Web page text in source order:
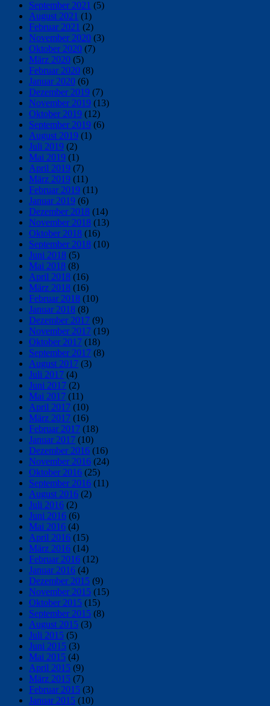
September 2021 (5)
August 2021 (1)
Februar 2021 (2)
November 2020 (3)
Oktober 2020 (7)
März 2020 (5)
Februar 2020 (8)
Januar 2020 (6)
Dezember 2019 (7)
November 2019 (13)
Oktober 2019 (12)
September 2019 (6)
August 2019 (1)
Juli 2019 (2)
Mai 2019 (1)
April 2019 (7)
März 2019 (11)
Februar 2019 (11)
Januar 2019 (6)
Dezember 2018 (14)
November 2018 (13)
Oktober 2018 (16)
September 2018 (10)
Juni 2018 (5)
Mai 2018 (8)
April 2018 (16)
März 2018 (16)
Februar 2018 (10)
Januar 2018 (8)
Dezember 2017 (9)
November 2017 (19)
Oktober 2017 (18)
September 2017 (8)
August 2017 (3)
Juli 2017 (4)
Juni 2017 (2)
Mai 2017 (11)
April 2017 (10)
März 2017 (16)
Februar 2017 (18)
Januar 2017 (10)
Dezember 2016 (16)
November 2016 (24)
Oktober 2016 (25)
September 2016 (11)
August 2016 (2)
Juli 2016 (2)
Juni 2016 (6)
Mai 2016 (4)
April 2016 (15)
März 2016 (14)
Februar 2016 (12)
Januar 2016 (4)
Dezember 2015 (9)
November 2015 (15)
Oktober 2015 (15)
September 2015 (8)
August 2015 (3)
Juli 2015 (5)
Juni 2015 (3)
Mai 2015 (4)
April 2015 (9)
März 2015 (7)
Februar 2015 (3)
Januar 2015 (10)